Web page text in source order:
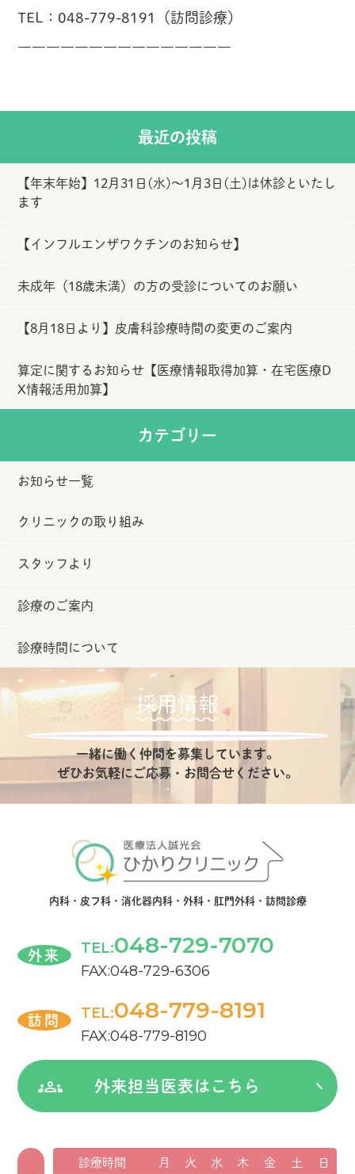
TEL：048-779-8191（訪問診療）
―――――――――――――――
最近の投稿
【年末年始】12月31日(水)～1月3日(土)は休診といたし
ます
【インフルエンザワクチンのお知らせ】
未成年（18歳未満）の方の受診についてのお願い
【8月18日より】皮膚科診療時間の変更のご案内
算定に関するお知らせ【医療情報取得加算・在宅医療D
X情報活用加算】
カテゴリー
お知らせ一覧
クリニックの取り組み
スタッフより
診療のご案内
診療時間について
採用情報
一緒に働く仲間を募集しています。
ぜひお気軽にご応募・お問合せください。
内科・皮フ科・消化器内科・外科・肛門外科・訪問診療
外来 TEL:048-729-7070
FAX:048-729-6306
訪問 TEL:048-779-8191
FAX:048-779-8190
外来担当医表はこちら
診療時間 月 火 水 木 金 土 日